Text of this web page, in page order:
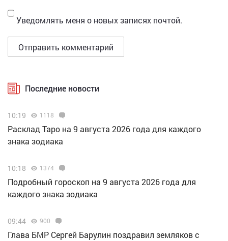
Уведомлять меня о новых записях почтой.
Последние новости
10:19 1118
Расклад Таро на 9 августа 2026 года для каждого
знака зодиака
10:18 1374
Подробный гороскоп на 9 августа 2026 года для
каждого знака зодиака
09:44 900
Глава БМР Сергей Барулин поздравил земляков с